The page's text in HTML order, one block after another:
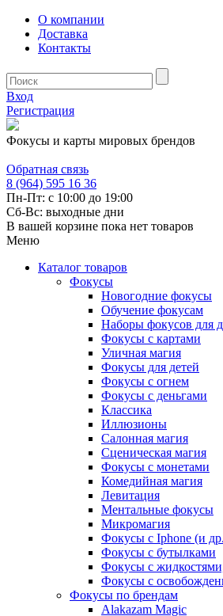
О компании
Доставка
Контакты
Вход
Регистрация
Фокусы и карты мировых брендов
Обратная связь
8 (964) 595 16 36
Пн-Пт: с 10:00 до 19:00
Сб-Вс: выходные дни
В вашей корзине пока нет товаров
Меню
Каталог товаров
Фокусы
Новогодние фокусы
Обучение фокусам
Наборы фокусов для
Фокусы с картами
Уличная магия
Фокусы для детей
Фокусы с огнем
Фокусы с деньгами
Классика
Иллюзионы
Салонная магия
Сценическая магия
Фокусы с монетами
Комедийная магия
Левитация
Ментальные фокусы
Микромагия
Фокусы с Iphone (и
Фокусы с бутылками
Фокусы с
Фокусы с
Фокусы по брендам
Alakazam Magic